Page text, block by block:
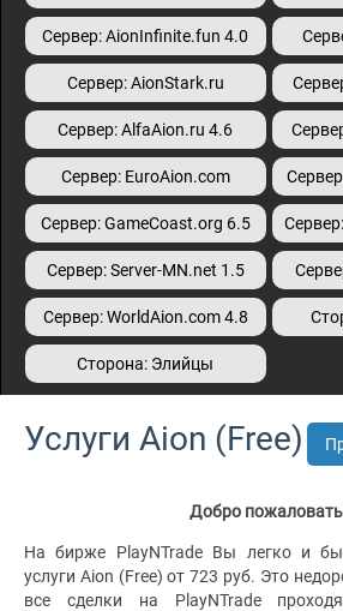
Сервер: AionInfinite.fun 4.0
Сервер: AionStark.ru
Сервер: AlfaAion.ru 4.6
Сервер: EuroAion.com
Сервер: GameCoast.org 6.5
Сервер: Server-MN.net 1.5
Сервер: WorldAion.com 4.8
Сторона: Элийцы
Услуги Aion (Free)
Добро
На бирже PlayNTrade Вы легко и
услуги Aion (Free) от 723 руб. Это
все сделки на PlayNTrade